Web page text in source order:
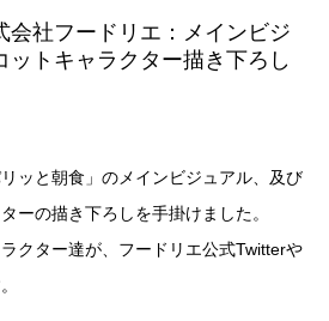
会社フードリエ：メインビジ
ットキャラクター描き下ろし
ッと朝食」のメインビジュアル、及び
ーの描き下ろしを手掛けました。
クター達が、フードリエ公式Twitterや